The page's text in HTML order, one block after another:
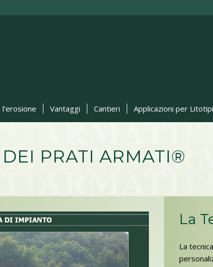
Vantaggi Cantieri Applicazioni per Litotipi
PRATI ARMATI®
La
La